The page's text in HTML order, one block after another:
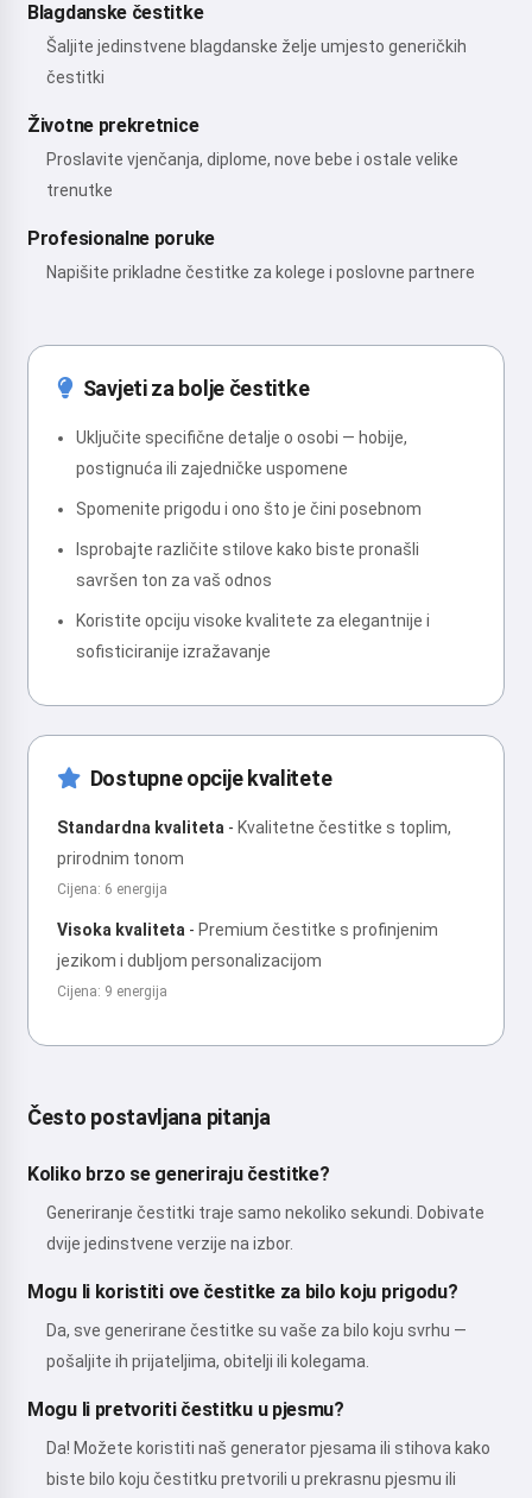
Blagdanske čestitke
Šaljite jedinstvene blagdanske želje umjesto generičkih
čestitki
Životne prekretnice
Proslavite vjenčanja, diplome, nove bebe i ostale velike
trenutke
Profesionalne poruke
Napišite prikladne čestitke za kolege i poslovne partnere
Savjeti za bolje čestitke
Uključite specifične detalje o osobi — hobije,
postignuća ili zajedničke uspomene
Spomenite prigodu i ono što je čini posebnom
Isprobajte različite stilove kako biste pronašli
savršen ton za vaš odnos
Koristite opciju visoke kvalitete za elegantnije i
sofisticiranije izražavanje
Dostupne opcije kvalitete
Standardna kvaliteta - Kvalitetne čestitke s toplim,
prirodnim tonom
Cijena: 6 energija
Visoka kvaliteta - Premium čestitke s profinjenim
jezikom i dubljom personalizacijom
Cijena: 9 energija
Često postavljana pitanja
Koliko brzo se generiraju čestitke?
Generiranje čestitki traje samo nekoliko sekundi. Dobivate
dvije jedinstvene verzije na izbor.
Mogu li koristiti ove čestitke za bilo koju prigodu?
Da, sve generirane čestitke su vaše za bilo koju svrhu —
pošaljite ih prijateljima, obitelji ili kolegama.
Mogu li pretvoriti čestitku u pjesmu?
Da! Možete koristiti naš generator pjesama ili stihova kako
biste bilo koju čestitku pretvorili u prekrasnu pjesmu ili